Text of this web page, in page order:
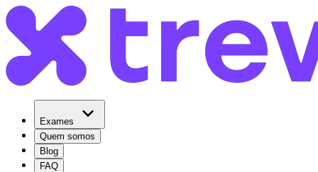
Exames
Quem somos
Blog
FAQ